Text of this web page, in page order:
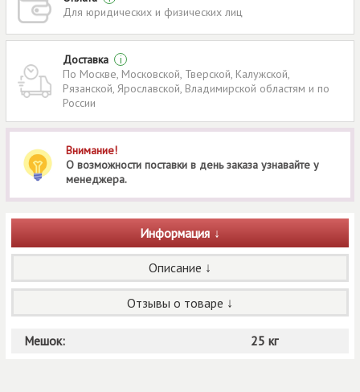
Для юридических и физических лиц
Доставка
i
По Москве, Московской, Тверской, Калужской,
Рязанской, Ярославской, Владимирской областям и по
России
Внимание!
О возможности поставки в день заказа узнавайте у
менеджера.
Информация
Описание
Отзывы о товаре
Мешок: 25 кг